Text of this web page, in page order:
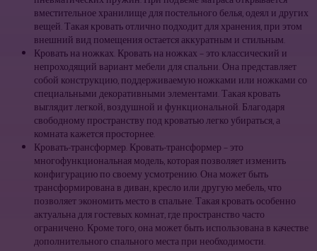
вместительное хранилище для постельного белья, одеял и других
вещей. Такая кровать отлично подходит для хранения, при этом
внешний вид помещения остается аккуратным и стильным.
Кровать на ножках. Кровать на ножках – это классический и
непроходящий вариант мебели для спальни. Она представляет
собой конструкцию, поддерживаемую ножками или ножками со
специальными декоративными элементами. Такая кровать
выглядит легкой, воздушной и функциональной. Благодаря
свободному пространству под кроватью легко убираться, а
комната кажется просторнее.
Кровать-трансформер. Кровать-трансформер – это
многофункциональная модель, которая позволяет изменить
конфигурацию по своему усмотрению. Она может быть
трансформирована в диван, кресло или другую мебель, что
позволяет экономить место в спальне. Такая кровать особенно
актуальна для гостевых комнат, где пространство часто
ограничено. Кроме того, она может быть использована в качестве
дополнительного спального места при необходимости.